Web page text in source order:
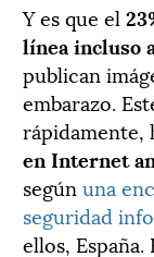
Y es que el
línea incluso
publican
embarazo.
rápidamente,
en Internet
según una
seguridad
ellos, España.